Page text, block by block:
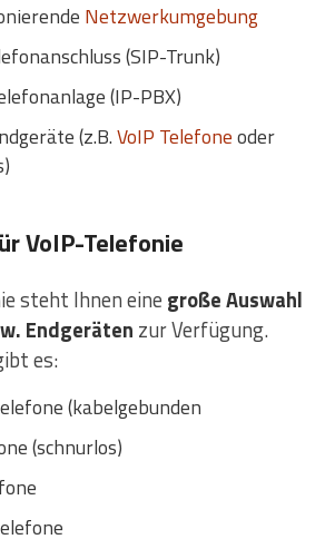
Netzwerkumgebung
(SIP-Trunk)
(IP-PBX)
(z.B.VoIP Telefoneoder
VoIP-Telefonie
steht Ihnen eine große Auswahl
Endgeräten zur Verfügung.
es:
(kabelgebunden
(schnurlos)